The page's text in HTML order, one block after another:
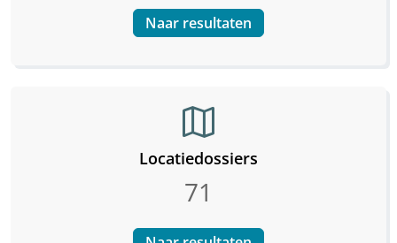
Naar resultaten
map
Locatiedossiers
71